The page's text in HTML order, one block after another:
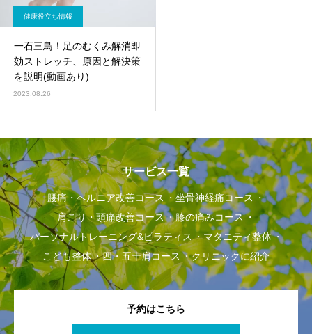
ース
パーソナルトレーニン
健康役立ち情報
一石三鳥！足のむくみ解消即
効ストレッチ、原因と解決策
を説明(動画あり)
2023.08.26
サービス一覧
腰痛・ヘルニア改善コース
坐骨神経痛コース
肩こり・頭痛改善コース
膝の痛みコース
パーソナルトレーニング&ピラティス
マタニティ整体
こども整体
四・五十肩コース クリニックに紹介
予約はこちら